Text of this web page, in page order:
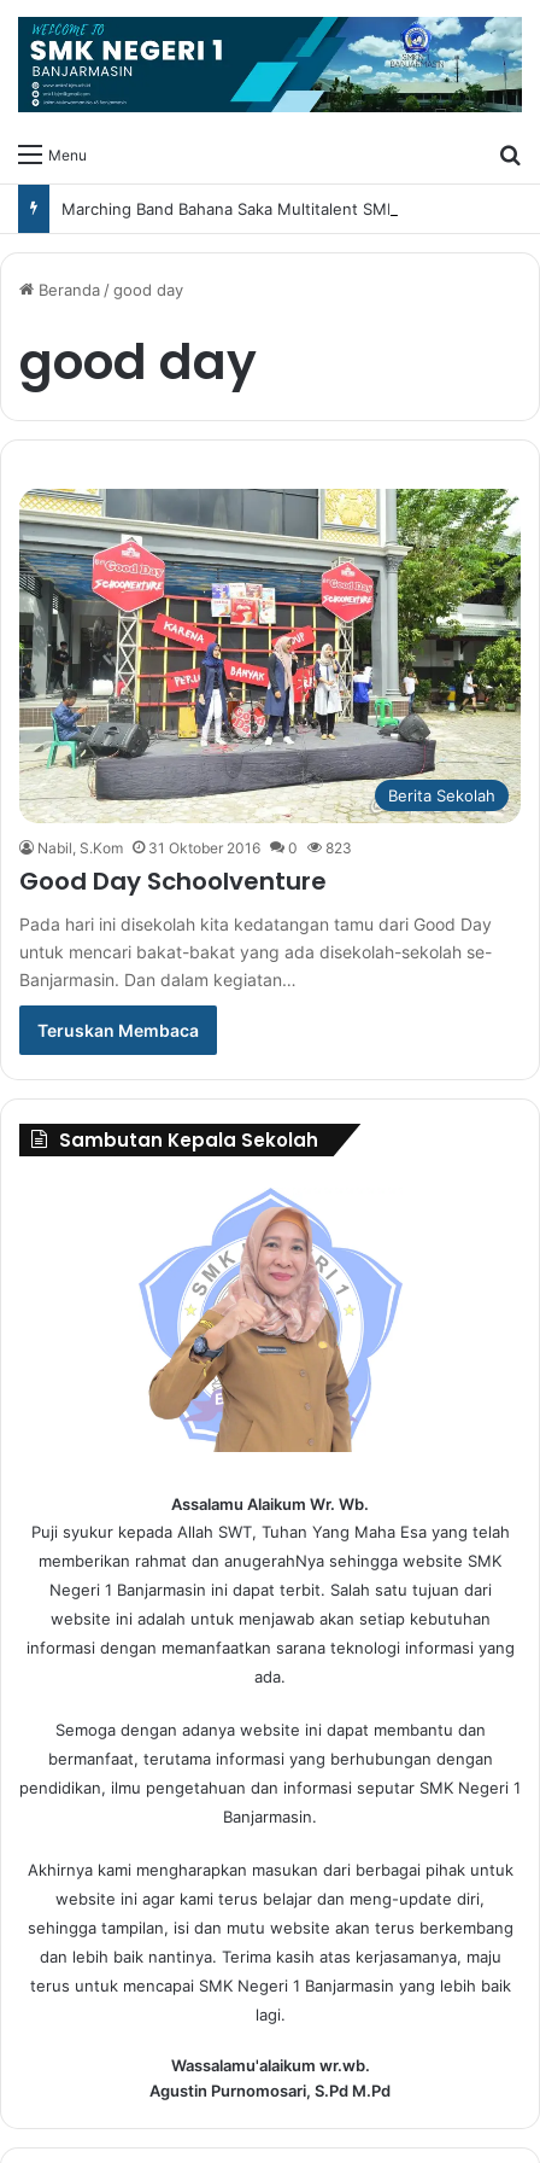
Menu
Beranda/good day
good day
Berita Sekolah
Nabil, S.Kom 31 Oktober 2016 0 823
Good Day Schoolventure
Pada hari ini disekolah kita kedatangan tamu dari Good Day
untuk mencari bakat-bakat yang ada disekolah-sekolah se-
Banjarmasin. Dan dalam kegiatan…
Teruskan Membaca
Sambutan Kepala Sekolah
Assalamu Alaikum Wr. Wb.
Puji syukur kepada Allah SWT, Tuhan Yang Maha Esa yang telah
memberikan rahmat dan anugerahNya sehingga website SMK
Negeri 1 Banjarmasin ini dapat terbit. Salah satu tujuan dari
website ini adalah untuk menjawab akan setiap kebutuhan
informasi dengan memanfaatkan sarana teknologi informasi yang
ada.
Semoga dengan adanya website ini dapat membantu dan
bermanfaat, terutama informasi yang berhubungan dengan
pendidikan, ilmu pengetahuan dan informasi seputar SMK Negeri 1
Banjarmasin.
Akhirnya kami mengharapkan masukan dari berbagai pihak untuk
website ini agar kami terus belajar dan meng-update diri,
sehingga tampilan, isi dan mutu website akan terus berkembang
dan lebih baik nantinya. Terima kasih atas kerjasamanya, maju
terus untuk mencapai SMK Negeri 1 Banjarmasin yang lebih baik
lagi.
Wassalamu'alaikum wr.wb.
Agustin Purnomosari, S.Pd M.Pd